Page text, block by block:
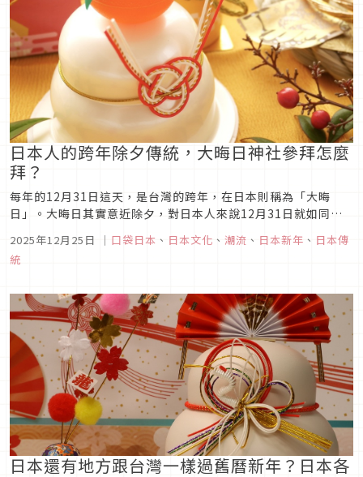
日本人的跨年除夕傳統，大晦日神社參拜怎麼
拜？
每年的12月31日這天，是台灣的跨年，在日本則稱為「大晦
日」。大晦日其實意近除夕，對日本人來說12月31日就如同農
曆除夕般有著過年過節的氣氛，在動漫與日劇中也能經常看見寺
廟參拜與新年美食。今天就一起來介紹「大晦日」的一些傳統習
俗吧！
2025年12月25日 ｜ 口袋日本 、 日本文化 、 潮流 、 日本新年 、 日本傳
統
日本還有地方跟台灣一樣過舊曆新年？日本各